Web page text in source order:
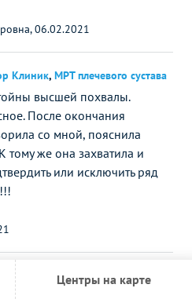
Центры на карте
06.02.2021
Клиник, МРТ плечевого сустава
высшей похвалы.
После окончания
со мной, пояснила
тому же она захватила и
или исключить ряд